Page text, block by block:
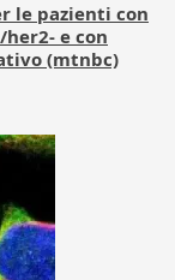
le pazienti con
e con
(mtnbc)